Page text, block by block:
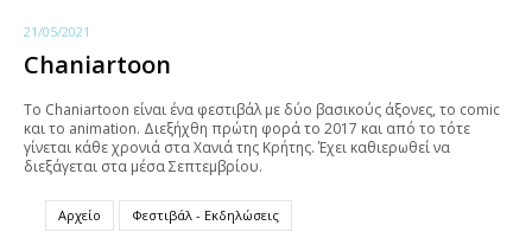
21/05/2021
Chaniartoon
To Chaniartoon είναι ένα φεστιβάλ με δύο βασικούς άξονες, το comic
και το animation. Διεξήχθη πρώτη φορά το 2017 και από το τότε
γίνεται κάθε χρονιά στα Χανιά της Κρήτης. Έχει καθιερωθεί να
διεξάγεται στα μέσα Σεπτεμβρίου.
Αρχείο Φεστιβάλ - Εκδηλώσεις